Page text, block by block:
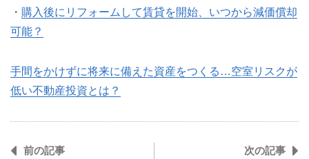
・ 購入後にリフォームして賃貸を開始、いつから減価償却
可能？
手間をかけずに将来に備えた資産をつくる…空室リスクが
低い不動産投資とは？
前の記事 次の記事